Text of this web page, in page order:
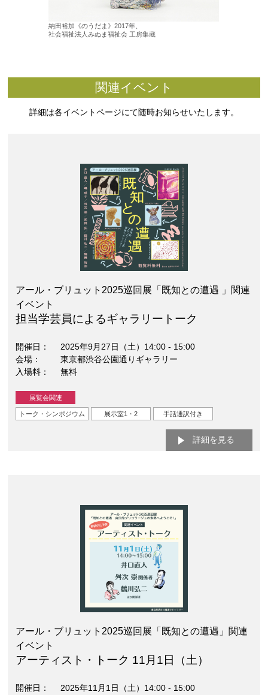
納田裕加《のうだま》2017年、
社会福祉法人みぬま福祉会 工房集蔵
関連イベント
詳細は各イベントページにて随時お知らせいたします。
アール・ブリュット2025巡回展「既知との遭遇 」関連
イベント
担当学芸員によるギャラリートーク
開催日
2025年9月27日（土）14:00 - 15:00
会場
東京都渋谷公園通りギャラリー
入場料
無料
展覧会関連
トーク・シンポジウム 展示室1・2 手話通訳付き
詳細を見る
アール・ブリュット2025巡回展「既知との遭遇」関連
イベント
アーティスト・トーク 11月1日（土）
開催日
2025年11月1日（土）14:00 - 15:00